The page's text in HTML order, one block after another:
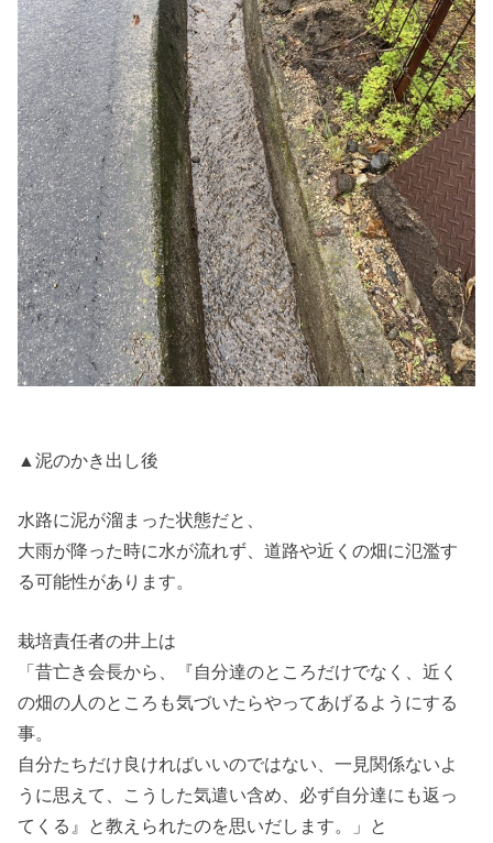
▲泥のかき出し後
水路に泥が溜まった状態だと、
大雨が降った時に水が流れず、道路や近くの畑に氾濫す
る可能性があります。
栽培責任者の井上は
「昔亡き会長から、『自分達のところだけでなく、近く
の畑の人のところも気づいたらやってあげるようにする
事。
自分たちだけ良ければいいのではない、一見関係ないよ
うに思えて、こうした気遣い含め、必ず自分達にも返っ
てくる』と教えられたのを思いだします。」と